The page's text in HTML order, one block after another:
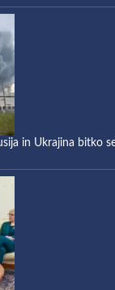
in Ukrajina bitko